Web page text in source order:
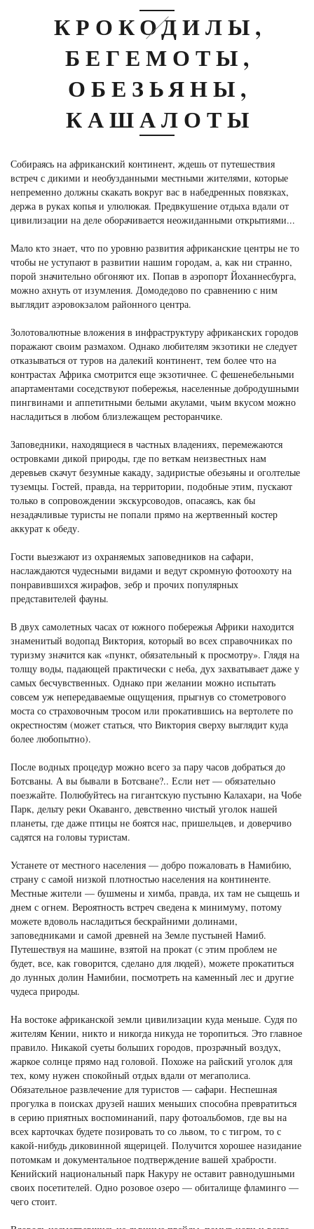
КРОКОДИЛЫ,
БЕГЕМОТЫ,
ОБЕЗЬЯНЫ,
КАШАЛОТЫ
Собираясь на африканский континент, ждешь от путешествия
встреч с дикими и необузданными местными жителями, которые
непременно должны скакать вокруг вас в набедренных повязках,
держа в руках копья и улюлюкая. Предвкушение отдыха вдали от
цивилизации на деле оборачивается неожиданными открытиями...
Мало кто знает, что по уровню развития африканские центры не то
чтобы не уступают в развитии нашим городам, а, как ни странно,
порой значительно обгоняют их. Попав в аэропорт Йоханнесбурга,
можно ахнуть от изумления. Домодедово по сравнению с ним
выглядит аэровокзалом районного центра.
Золотовалютные вложения в инфраструктуру африканских городов
поражают своим размахом. Однако любителям экзотики не следует
отказываться от туров на далекий континент, тем более что на
контрастах Африка смотрится еще экзотичнее. С фешенебельными
апартаментами соседствуют побережья, населенные добродушными
пингвинами и аппетитными белыми акулами, чьим вкусом можно
насладиться в любом близлежащем ресторанчике.
Заповедники, находящиеся в частных владениях, перемежаются
островками дикой природы, где по веткам неизвестных нам
деревьев скачут безумные какаду, задиристые обезьяны и оголтелые
туземцы. Гостей, правда, на территории, подобные этим, пускают
только в сопровождении экскурсоводов, опасаясь, как бы
незадачливые туристы не попали прямо на жертвенный костер
аккурат к обеду.
Гости выезжают из охраняемых заповедников на сафари,
наслаждаются чудесными видами и ведут скромную фотоохоту на
понравившихся жирафов, зебр и прочих популярных
представителей фауны.
В двух самолетных часах от южного побережья Африки находится
знаменитый водопад Виктория, который во всех справочниках по
туризму значится как «пункт, обязательный к просмотру». Глядя на
толщу воды, падающей практически с неба, дух захватывает даже у
самых бесчувственных. Однако при желании можно испытать
совсем уж непередаваемые ощущения, прыгнув со стометрового
моста со страховочным тросом или прокатившись на вертолете по
окрестностям (может статься, что Виктория сверху выглядит куда
более любопытно).
После водных процедур можно всего за пару часов добраться до
Ботсваны. А вы бывали в Ботсване?.. Если нет — обязательно
поезжайте. Полюбуйтесь на гигантскую пустыню Калахари, на Чобе
Парк, дельту реки Окаванго, девственно чистый уголок нашей
планеты, где даже птицы не боятся нас, пришельцев, и доверчиво
садятся на головы туристам.
Устанете от местного населения — добро пожаловать в Намибию,
страну с самой низкой плотностью населения на континенте.
Местные жители — бушмены и химба, правда, их там не сыщешь и
днем с огнем. Вероятность встреч сведена к минимуму, потому
можете вдоволь насладиться бескрайними долинами,
заповедниками и самой древней на Земле пустыней Намиб.
Путешествуя на машине, взятой на прокат (с этим проблем не
будет, все, как говорится, сделано для людей), можете прокатиться
до лунных долин Намибии, посмотреть на каменный лес и другие
чудеса природы.
На востоке африканской земли цивилизации куда меньше. Судя по
жителям Кении, никто и никогда никуда не торопиться. Это главное
правило. Никакой суеты больших городов, прозрачный воздух,
жаркое солнце прямо над головой. Похоже на райский уголок для
тех, кому нужен спокойный отдых вдали от мегаполиса.
Обязательное развлечение для туристов — сафари. Неспешная
прогулка в поисках друзей наших меньших способна превратиться
в серию приятных воспоминаний, пару фотоальбомов, где вы на
всех карточках будете позировать то со львом, то с тигром, то с
какой-нибудь диковинной ящерицей. Получится хорошее назидание
потомкам и документальное подтверждение вашей храбрости.
Кенийский национальный парк Накуру не оставит равнодушными
своих посетителей. Одно розовое озеро — обиталище фламинго —
чего стоит.